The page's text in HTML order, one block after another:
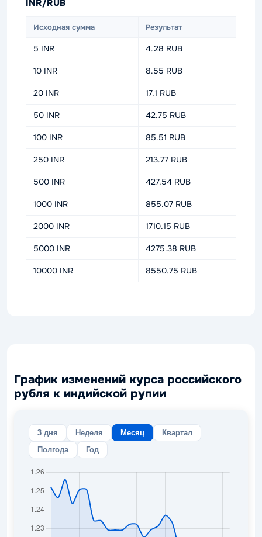
INR/RUB
Исходная сумма Результат
5 INR 4.28 RUB
10 INR 8.55 RUB
20 INR 17.1 RUB
50 INR 42.75 RUB
100 INR 85.51 RUB
250 INR 213.77 RUB
500 INR 427.54 RUB
1000 INR 855.07 RUB
2000 INR 1710.15 RUB
5000 INR 4275.38 RUB
10000 INR 8550.75 RUB
График изменений курса российского
рубля к индийской рупии
3 дня Неделя Месяц
Квартал
Полгода
Год